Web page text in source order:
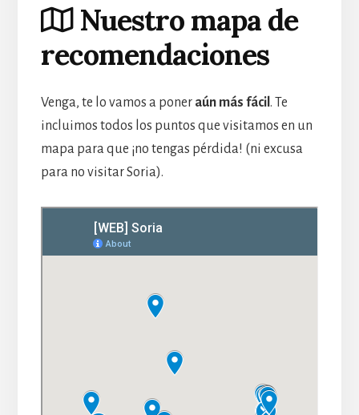
Nuestro mapa de
recomendaciones
Venga, te lo vamos a poner aún más fácil . Te
incluimos todos los puntos que visitamos en un
mapa para que ¡no tengas pérdida! (ni excusa
para no visitar Soria).